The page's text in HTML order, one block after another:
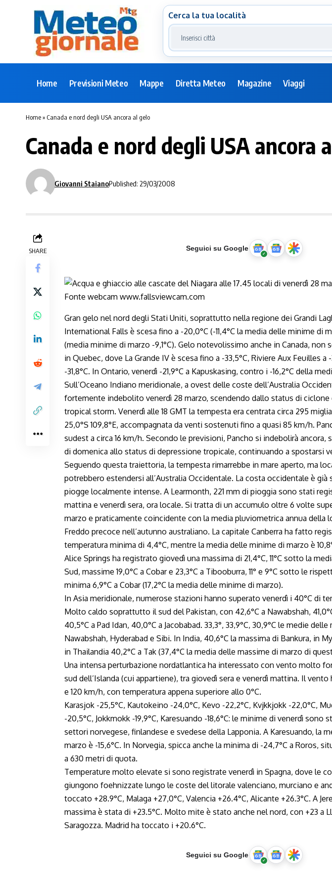
Cerca la tua località
Home Previsioni Meteo Mappe Diretta Meteo Magazine Viaggi
Home» Canada e nord degli USA ancora al gelo
Canada e nord degli USA ancora
Giovanni StaianoPublished: 29/03/2008
SHARE Seguici su Google
Gran gelo nel nord degli Stati Uniti, soprattutto nella regione dei Grandi
International Falls è scesa fino a -20,0°C (-11,4°C la media delle minime di
(media minime di marzo -9,1°C). Gelo notevolissimo anche in Canada, non
in Quebec, dove La Grande IV è scesa fino a -33,5°C, Riviere Aux Feuilles a
-31,8°C. In Ontario, venerdì -21,9°C a Kapuskasing, contro i -16,2°C della
Sull’Oceano Indiano meridionale, a ovest delle coste dell’Australia
fortemente indebolito venerdì 28 marzo, scendendo dallo status di ciclone
tropical storm. Venerdì alle 18 GMT la tempesta era centrata circa 295
25,0°S 109,8°E, accompagnata da venti sostenuti fino a quasi 85 km/h.
sudest a circa 16 km/h. Secondo le previsioni, Pancho si indebolirà ancora,
di domenica allo status di depressione tropicale, continuando a spostarsi
Seguendo questa traiettoria, la tempesta rimarrebbe in mare aperto, ma
potrebbero estendersi all’Australia Occidentale. La costa occidentale è già
piogge localmente intense. A Learmonth, 221 mm di pioggia sono stati
mattina e venerdì sera, ora locale. Si tratta di un accumulo oltre 6 volte
marzo e praticamente coincidente con la media pluviometrica annua della
Freddo precoce nell’autunno australiano. La capitale Canberra ha fatto
temperatura minima di 4,4°C, mentre la media delle minime di marzo è
Alice Springs ha registrato giovedì una massima di 21,4°C, 11°C sotto la
Sud, massime 19,0°C a Cobar e 23,3°C a Tibooburra, 11° e 9°C sotto le
minima 6,9°C a Cobar (17,2°C la media delle minime di marzo).
In Asia meridionale, numerose stazioni hanno superato venerdì i 40°C di
Molto caldo soprattutto il sud del Pakistan, con 42,6°C a Nawabshah,
40,5°C a Pad Idan, 40,0°C a Jacobabad. 33,3°, 33,9°C, 30,9°C le medie
Nawabshah, Hyderabad e Sibi. In India, 40,6°C la massima di Bankura, in
in Thailandia 40,2°C a Tak (37,4°C la media delle massime di marzo di
Una intensa perturbazione nordatlantica ha interessato con vento molto
sud dell’Islanda (cui appartiene), tra giovedì sera e venerdì mattina. Il vento
e 120 km/h, con temperatura appena superiore allo 0°C.
Karasjok -25,5°C, Kautokeino -24,0°C, Kevo -22,2°C, Kvjkkjokk -22,0°C,
-20,5°C, Jokkmokk -19,9°C, Karesuando -18,6°C: le minime di venerdì sono
settori norvegese, finlandese e svedese della Lapponia. A Karesuando, la
marzo è -15,6°C. In Norvegia, spicca anche la minima di -24,7°C a Roros,
a 630 metri di quota.
Temperature molto elevate si sono registrate venerdì in Spagna, dove le
giungono foehnizzate lungo le coste del litorale valenciano, murciano e
toccato +28.9°C, Malaga +27,0°C, Valencia +26.4°C, Alicante +26.3°C. A
massima è stata di +23.5°C. Molto mite è stato anche nel nord, con +23 a
Saragozza. Madrid ha toccato i +20.6°C.
Seguici su Google